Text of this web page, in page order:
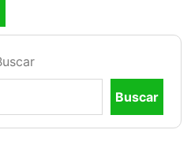
Buscar